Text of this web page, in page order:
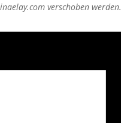
verschoben werden.